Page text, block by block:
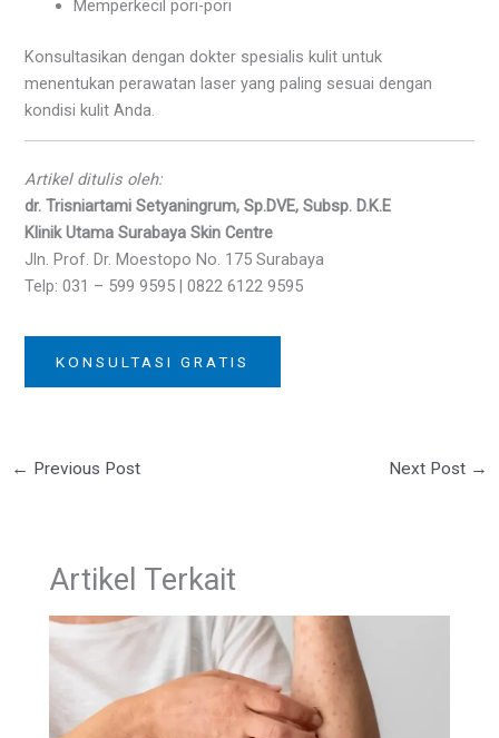
Memperkecil pori-pori
Konsultasikan dengan dokter spesialis kulit untuk
menentukan perawatan laser yang paling sesuai dengan
kondisi kulit Anda.
Artikel ditulis oleh:
dr. Trisniartami Setyaningrum, Sp.DVE, Subsp. D.K.E
Klinik Utama Surabaya Skin Centre
Jln. Prof. Dr. Moestopo No. 175 Surabaya
Telp: 031 – 599 9595 | 0822 6122 9595
KONSULTASI GRATIS
← Previous Post Next Post →
Artikel Terkait